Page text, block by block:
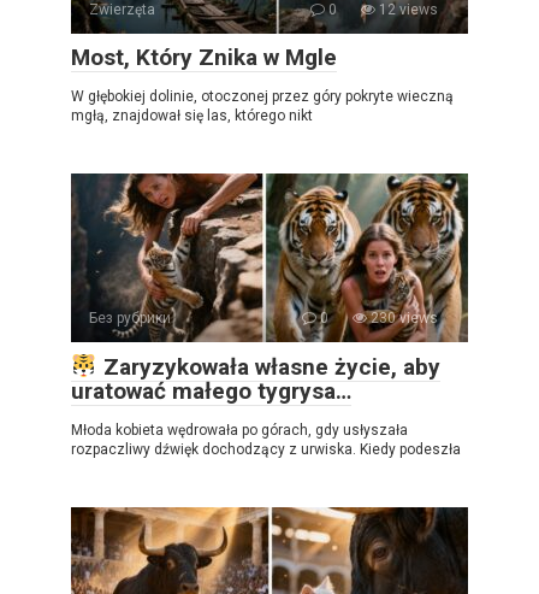
Zwierzęta 0 12 views
Most, Który Znika w Mgle
W głębokiej dolinie, otoczonej przez góry pokryte wieczną
mgłą, znajdował się las, którego nikt
Без рубрики 0 230 views
Zaryzykowała własne życie, aby
uratować małego tygrysa…
Młoda kobieta wędrowała po górach, gdy usłyszała
rozpaczliwy dźwięk dochodzący z urwiska. Kiedy podeszła